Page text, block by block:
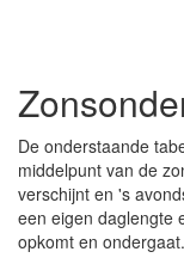
De onderstaande
middelpunt van de
verschijnt en 's
een eigen daglengte
opkomt en ondergaat.